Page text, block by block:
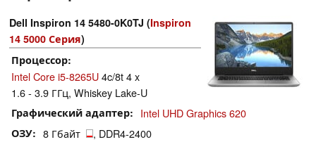
Dell Inspiron 14 5480-0K0TJ (Inspiron
14 5000 Серия)
Процессор
Intel Core i5-8265U4c/8t 4 x
1.6 - 3.9 ГГц, Whiskey Lake-U
Графический адаптер Intel UHD Graphics 620
ОЗУ 8 Гбайт , DDR4-2400